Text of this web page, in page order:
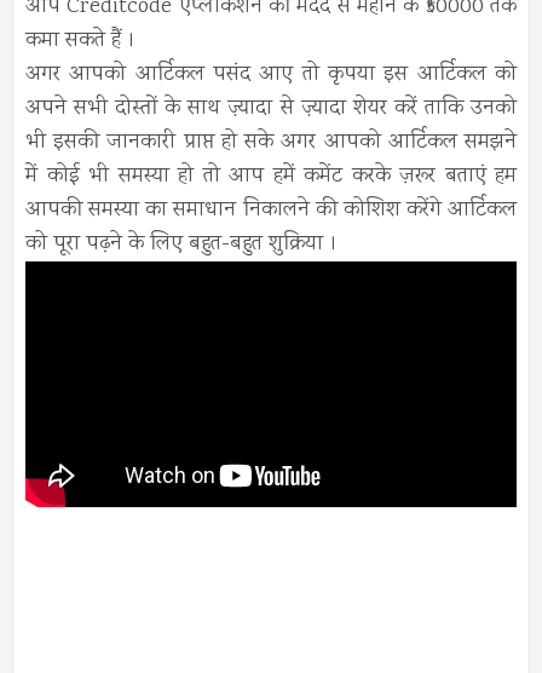
आप Creditcode एप्लीकेशन की मदद से महीने के ₹50000 तक
कमा सकते हैं ।
अगर आपको आर्टिकल पसंद आए तो कृपया इस आर्टिकल को
अपने सभी दोस्तों के साथ ज़्यादा से ज़्यादा शेयर करें ताकि उनको
भी इसकी जानकारी प्राप्त हो सके अगर आपको आर्टिकल समझने
में कोई भी समस्या हो तो आप हमें कमेंट करके ज़रूर बताएं हम
आपकी समस्या का समाधान निकालने की कोशिश करेंगे आर्टिकल
को पूरा पढ़ने के लिए बहुत-बहुत शुक्रिया ।